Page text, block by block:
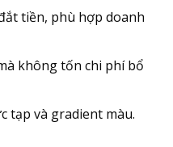
tiền, phù hợp doanh
không tốn chi phí bổ
tạp và gradient màu.